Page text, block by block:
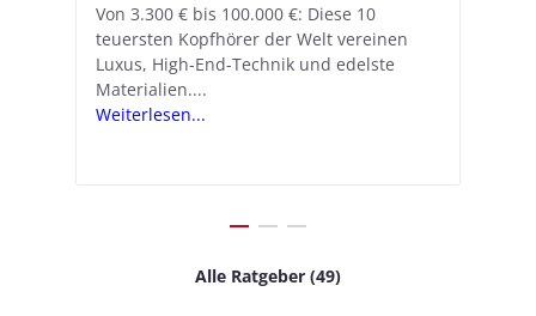
Von 3.300 € bis 100.000 €: Diese 10
teuersten Kopfhörer der Welt vereinen
Luxus, High-End-Technik und edelste
Materialien....
Weiterlesen...
Mit iOS 18.1 und den AirPods Pro 2
verwandelt Apple seine In-Ear-Kopfhörer
in kostengünstige Hörhilfen. In wenigen
Schritten...
Weiterlesen...
Alle Ratgeber (49)